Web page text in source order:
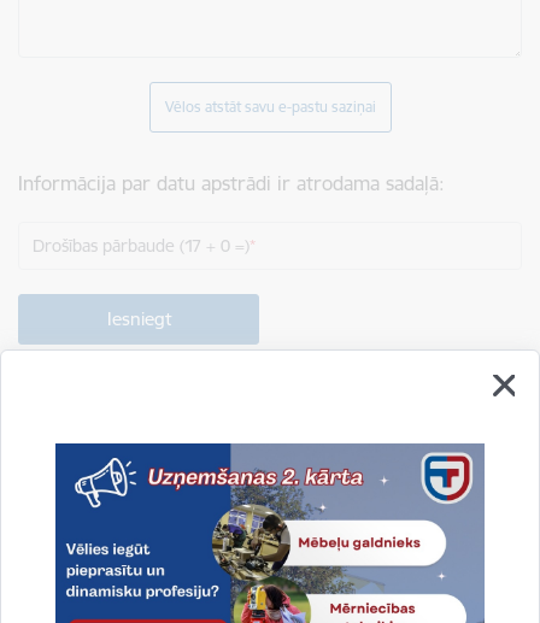
Vēlos atstāt savu e-pastu saziņai
Informācija par datu apstrādi ir atrodama sadaļā:
Drošības pārbaude (17 + 0 =)